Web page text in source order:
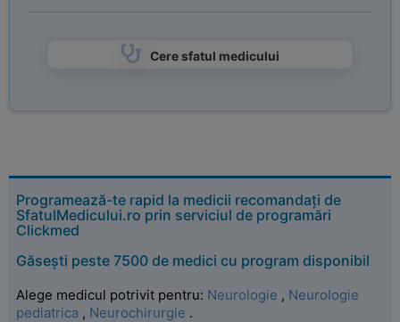
Cere sfatul medicului
Programează-te rapid la medicii recomandați de
SfatulMedicului.ro prin serviciul de programări
Clickmed
Găsești peste 7500 de medici cu program disponibil
Alege medicul potrivit pentru: Neurologie , Neurologie
pediatrica , Neurochirurgie .